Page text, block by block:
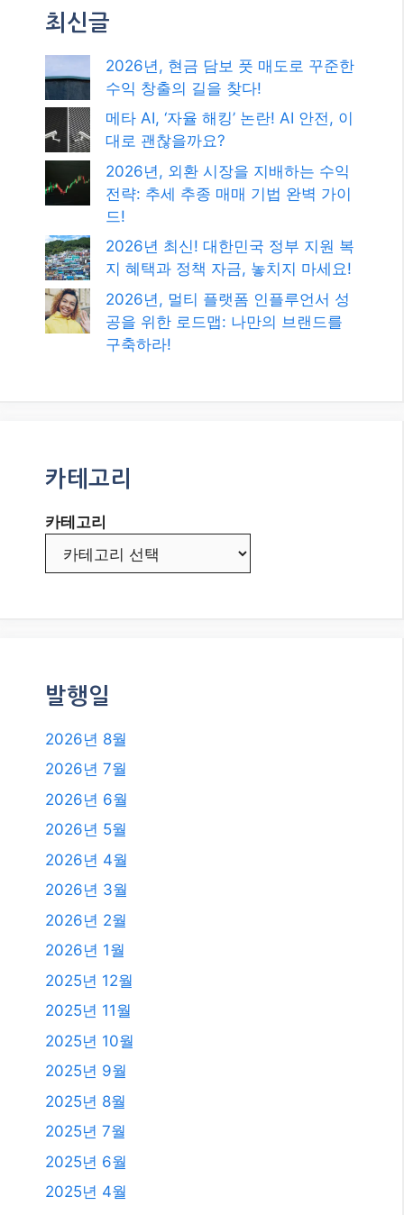
지 혜택과 정책 자금, 놓치지 마세요!
공을 위한 로드맵: 나만의 브랜드를
구축하라!
카테고리
카테고리
2026년 8월
2026년 7월
2026년 6월
2026년 5월
2026년 1월
2025년 11월
2025년 10월
2025년 9월
2025년 8월
2025년 7월
2025년 6월
2025년 4월
2025년 3월
2025년 2월
2025년 1월
2024년 12월
2024년 4월
2024년 2월
2024년 1월
2023년 11월
2023년 10월